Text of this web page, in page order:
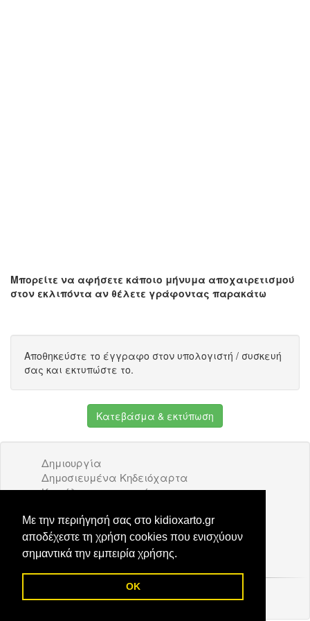
Με την περιήγησή σας στο kidioxarto.gr
αποδέχεστε τη χρήση cookies που ενισχύουν
σημαντικά την εμπειρία χρήσης.
OK
Μπορείτε να αφήσετε κάποιο μήνυμα αποχαιρετισμού
στον εκλιπόντα αν θέλετε γράφοντας παρακάτω
Αποθηκεύστε το έγγραφο στον υπολογιστή / συσκευή
σας και εκτυπώστε το.
Κατεβάσμα & εκτύπωση
Δημιουργία
Δημοσιευμένα Κηδειόχαρτα
Κατάλογος επιχειρήσεων
Διαφήμιση
Επικοινωνία
© 2026 Kidioxarto.gr /Επικοινωνία